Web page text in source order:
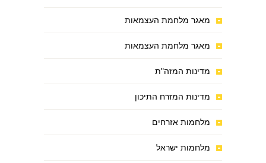
מאגר מלחמת העצמאות
מאגר מלחמת העצמאות
מדינות המזה"ת
מדינות המזרח התיכון
מלחמות אזרחים
מלחמות ישראל